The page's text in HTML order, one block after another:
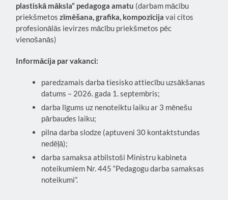
plastiskā māksla” pedagoga amatu (darbam mācību
priekšmetoszīmēšana, grafika, kompozīcija vai citos
profesionālās ievirzes mācību priekšmetos pēc
vienošanās)
Informācija par vakanci:
paredzamais darba tiesisko attiecību uzsākšanas
datums – 2026. gada 1. septembris;
darba līgums uz nenoteiktu laiku ar 3 mēnešu
pārbaudes laiku;
pilna darba slodze (aptuveni 30 kontaktstundas
nedēļā);
darba samaksa atbilstoši Ministru kabineta
noteikumiem Nr. 445 “Pedagogu darba samaksas
noteikumi”.